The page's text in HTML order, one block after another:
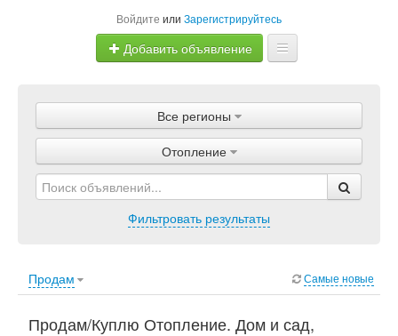
Войдите или Зарегистрируйтесь
Добавить объявление
Объявления
Магазины
Услуги
Все регионы
Отопление
Фильтровать результаты
Продам Самые новые
Продам/Куплю Отопление. Дом и сад,